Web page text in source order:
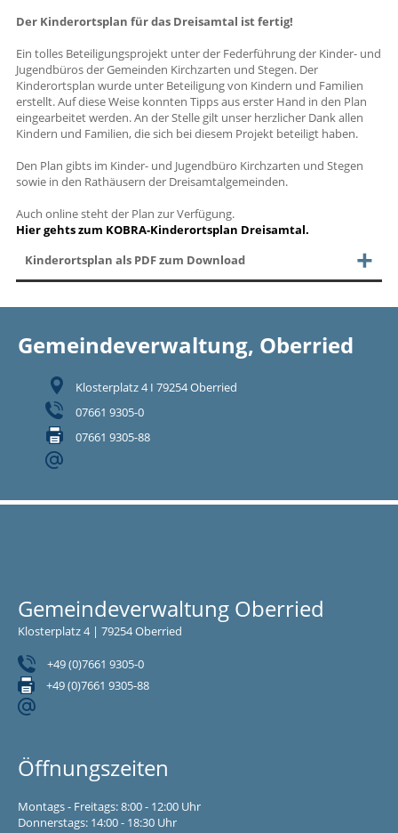
Der Kinderortsplan für das Dreisamtal ist fertig!
Ein tolles Beteiligungsprojekt unter der Federführung der Kinder- und
Jugendbüros der Gemeinden Kirchzarten und Stegen. Der
Kinderortsplan wurde unter Beteiligung von Kindern und Familien
erstellt. Auf diese Weise konnten Tipps aus erster Hand in den Plan
eingearbeitet werden. An der Stelle gilt unser herzlicher Dank allen
Kindern und Familien, die sich bei diesem Projekt beteiligt haben.
Den Plan gibts im Kinder- und Jugendbüro Kirchzarten und Stegen
sowie in den Rathäusern der Dreisamtalgemeinden.
Auch online steht der Plan zur Verfügung.
Hier gehts zum KOBRA-Kinderortsplan Dreisamtal.
Kinderortsplan als PDF zum Download
Gemeindeverwaltung, Oberried
Klosterplatz 4 I 79254 Oberried
07661 9305-0
07661 9305-88
Gemeindeverwaltung Oberried
Klosterplatz 4 | 79254 Oberried
+49 (0)7661 9305-0
+49 (0)7661 9305-88
Öffnungszeiten
Montags - Freitags: 8:00 - 12:00 Uhr
Donnerstags: 14:00 - 18:30 Uhr